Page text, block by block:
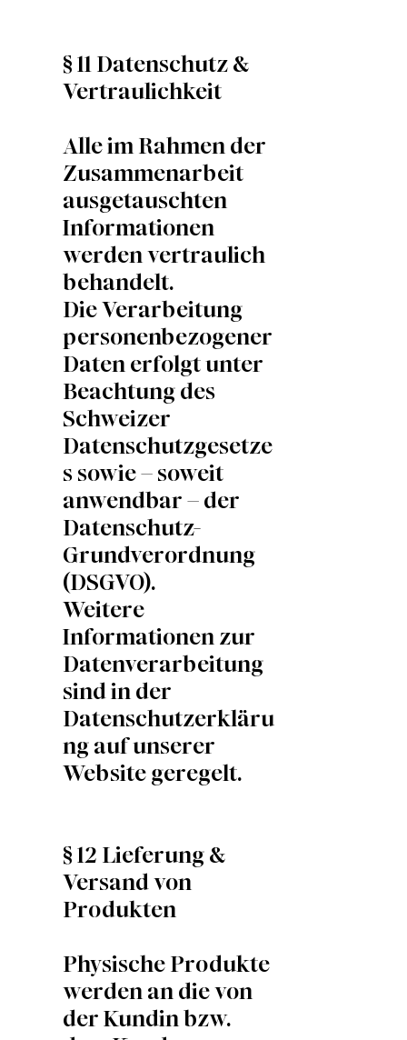
§ 11 Datenschutz &
Vertraulichkeit
Alle im Rahmen der
Zusammenarbeit
ausgetauschten
Informationen
werden vertraulich
behandelt.
Die Verarbeitung
personenbezogener
Daten erfolgt unter
Beachtung des
Schweizer
Datenschutzgesetze
s sowie – soweit
anwendbar – der
Datenschutz-
Grundverordnung
(DSGVO).
Weitere
Informationen zur
Datenverarbeitung
sind in der
Datenschutzerkläru
ng auf unserer
Website geregelt.
§ 12 Lieferung &
Versand von
Produkten
Physische Produkte
werden an die von
der Kundin bzw.